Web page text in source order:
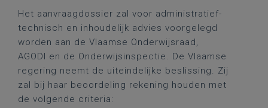
Het aanvraagdossier zal voor administratief-
technisch en inhoudelijk advies voorgelegd
worden aan de Vlaamse Onderwijsraad,
AGODI en de Onderwijsinspectie. De Vlaamse
regering neemt de uiteindelijke beslissing. Zij
zal bij haar beoordeling rekening houden met
de volgende criteria: